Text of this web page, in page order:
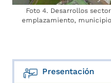
Foto 4. Desarrollos
emplazamiento,
Presentación